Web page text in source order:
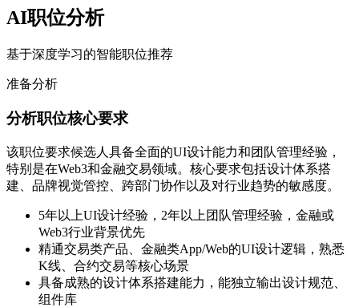
AI职位分析
基于深度学习的智能职位推荐
准备分析
分析职位核心要求
该职位要求候选人具备全面的UI设计能力和团队管理经验，
特别是在Web3和金融交易领域。核心要求包括设计体系搭
建、品牌视觉管控、跨部门协作以及对行业趋势的敏感度。
5年以上UI设计经验，2年以上团队管理经验，金融或
Web3行业背景优先
精通交易类产品、金融类App/Web的UI设计逻辑，熟悉
K线、合约交易等核心场景
具备成熟的设计体系搭建能力，能独立输出设计规范、
组件库